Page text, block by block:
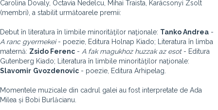
Carolina Dovaly, Octavia Nedelcu, Mihai Traista, Karácsonyi Zsolt
(membri), a stabilit următoarele premii:
Debut în literatura în limbile minorităţilor naţionale: Tanko Andrea -
A ranc gyermekei- poezie, Editura Holnap Kiado; Literatura în limba
maternă: Zsido Ferenc - A fak magukhoz huzzak az esot- Editura
Gutenberg Kiado; Literatura în limbile minorităţilor naţionale:
Slavomir Gvozdenovic - poezie, Editura Arhipelag.
Momentele muzicale din cadrul galei au fost interpretate de Ada
Milea și Bobi Burlăcianu.